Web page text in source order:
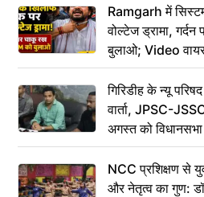
Ramgarh में
वोल्टेज ड्रामा,
बुलाओ; Video
गिरिडीह के न्यू
वार्ता, JPSC-
अगस्त को
NCC प्रशिक्षण से
और नेतृत्व का गुण: